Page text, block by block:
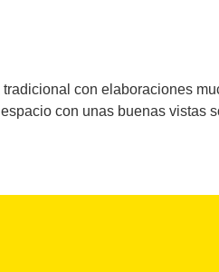
con elaboraciones
con unas buenas vistas